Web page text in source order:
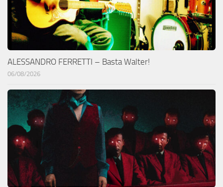
ALESSANDRO FERRETTI – Basta Walter!
06/08/2026